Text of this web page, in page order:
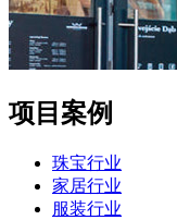
项目 案例
珠宝行业
家居行业
服装行业